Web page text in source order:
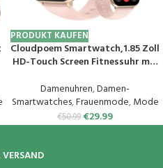
PRODUKT KAUFEN
Cloudpoem Smartwatch,1.85 Zoll
HD-Touch Screen Fitnessuhr mit
Überwachung Pulsuhr
Schlafmonitor Schrittzähler Uhr
100+ Trainingsmodi Sportuhr
für Damen Herren Android iOS
Damenuhren,Damen-
Smartwatches,Frauenmode,Mode
€50.99 €29.99